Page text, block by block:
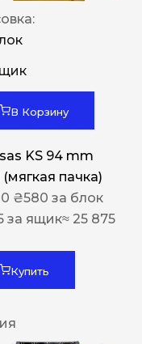
В Корзину
KS 94 mm
(мягкая пачка)
₴580 за блок
за ящик≈ 25 875
Купить